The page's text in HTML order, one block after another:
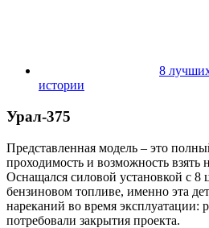
8
истории
Урал-375
Представленная модель – это
проходимость и возможность взять
Оснащался силовой установкой с 8
бензиновом топливе, именно эта
нареканий во время эксплуатации:
потребовали закрытия проекта.